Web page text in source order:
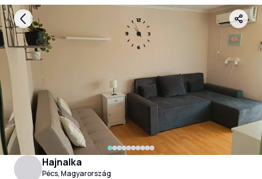
Hajnalka
Pécs, Magyarország